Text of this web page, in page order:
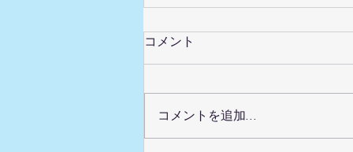
毛穴の詰まりをすっきりさせ
です。けれど強くこするほど目立
ちやすくなることもあります。
コメント
コメントを追加…